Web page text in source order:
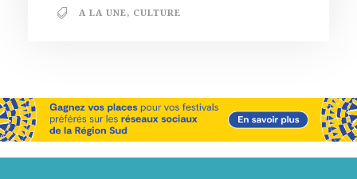
A LA UNE, CULTURE